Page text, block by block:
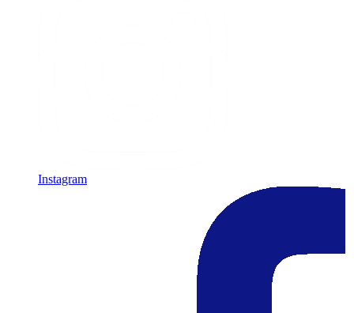
Instagram